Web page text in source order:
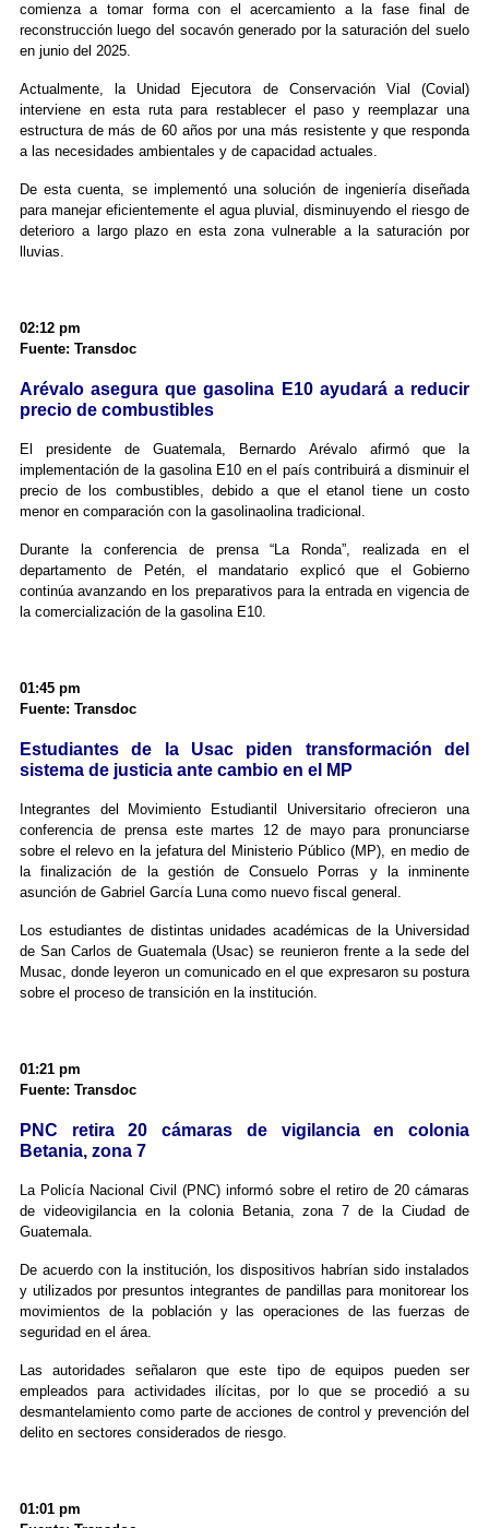
comienza a tomar forma con el acercamiento a la fase final de
reconstrucción luego del socavón generado por la saturación del suelo
en junio del 2025.
Actualmente, la Unidad Ejecutora de Conservación Vial (Covial)
interviene en esta ruta para restablecer el paso y reemplazar una
estructura de más de 60 años por una más resistente y que responda
a las necesidades ambientales y de capacidad actuales.
De esta cuenta, se implementó una solución de ingeniería diseñada
para manejar eficientemente el agua pluvial, disminuyendo el riesgo de
deterioro a largo plazo en esta zona vulnerable a la saturación por
lluvias.
02:12 pm
Fuente: Transdoc
Arévalo asegura que gasolina E10 ayudará a reducir
precio de combustibles
El presidente de Guatemala, Bernardo Arévalo afirmó que la
implementación de la gasolina E10 en el país contribuirá a disminuir el
precio de los combustibles, debido a que el etanol tiene un costo
menor en comparación con la gasolinaolina tradicional.
Durante la conferencia de prensa “La Ronda”, realizada en el
departamento de Petén, el mandatario explicó que el Gobierno
continúa avanzando en los preparativos para la entrada en vigencia de
la comercialización de la gasolina E10.
01:45 pm
Fuente: Transdoc
Estudiantes de la Usac piden transformación del
sistema de justicia ante cambio en el MP
Integrantes del Movimiento Estudiantil Universitario ofrecieron una
conferencia de prensa este martes 12 de mayo para pronunciarse
sobre el relevo en la jefatura del Ministerio Público (MP), en medio de
la finalización de la gestión de Consuelo Porras y la inminente
asunción de Gabriel García Luna como nuevo fiscal general.
Los estudiantes de distintas unidades académicas de la Universidad
de San Carlos de Guatemala (Usac) se reunieron frente a la sede del
Musac, donde leyeron un comunicado en el que expresaron su postura
sobre el proceso de transición en la institución.
01:21 pm
Fuente: Transdoc
PNC retira 20 cámaras de vigilancia en colonia
Betania, zona 7
La Policía Nacional Civil (PNC) informó sobre el retiro de 20 cámaras
de videovigilancia en la colonia Betania, zona 7 de la Ciudad de
Guatemala.
De acuerdo con la institución, los dispositivos habrían sido instalados
y utilizados por presuntos integrantes de pandillas para monitorear los
movimientos de la población y las operaciones de las fuerzas de
seguridad en el área.
Las autoridades señalaron que este tipo de equipos pueden ser
empleados para actividades ilícitas, por lo que se procedió a su
desmantelamiento como parte de acciones de control y prevención del
delito en sectores considerados de riesgo.
01:01 pm